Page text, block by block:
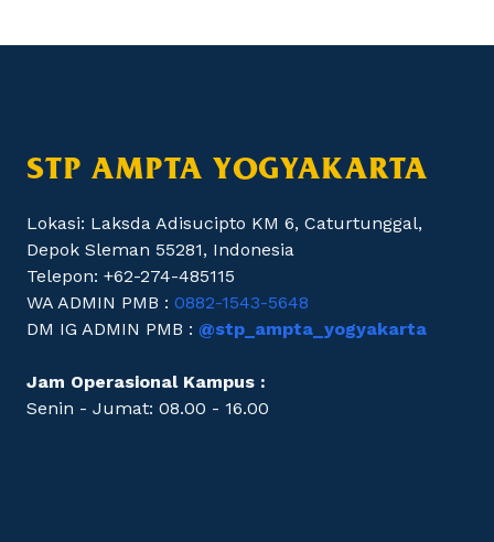
STP AMPTA YOGYAKARTA
Lokasi: Laksda Adisucipto KM 6, Caturtunggal,
Depok Sleman 55281, Indonesia
Telepon: +62-274-485115
WA ADMIN PMB : 0882-1543-5648
DM IG ADMIN PMB : @stp_ampta_yogyakarta
Jam Operasional Kampus :
Senin - Jumat: 08.00 - 16.00